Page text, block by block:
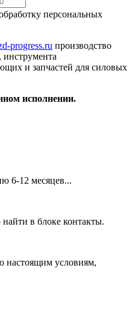
персональных
progress.ru производство
инструмента
и запчастей для силовых
исполнении.
6-12 месяцев...
в блоке контакты.
настоящим условиям,